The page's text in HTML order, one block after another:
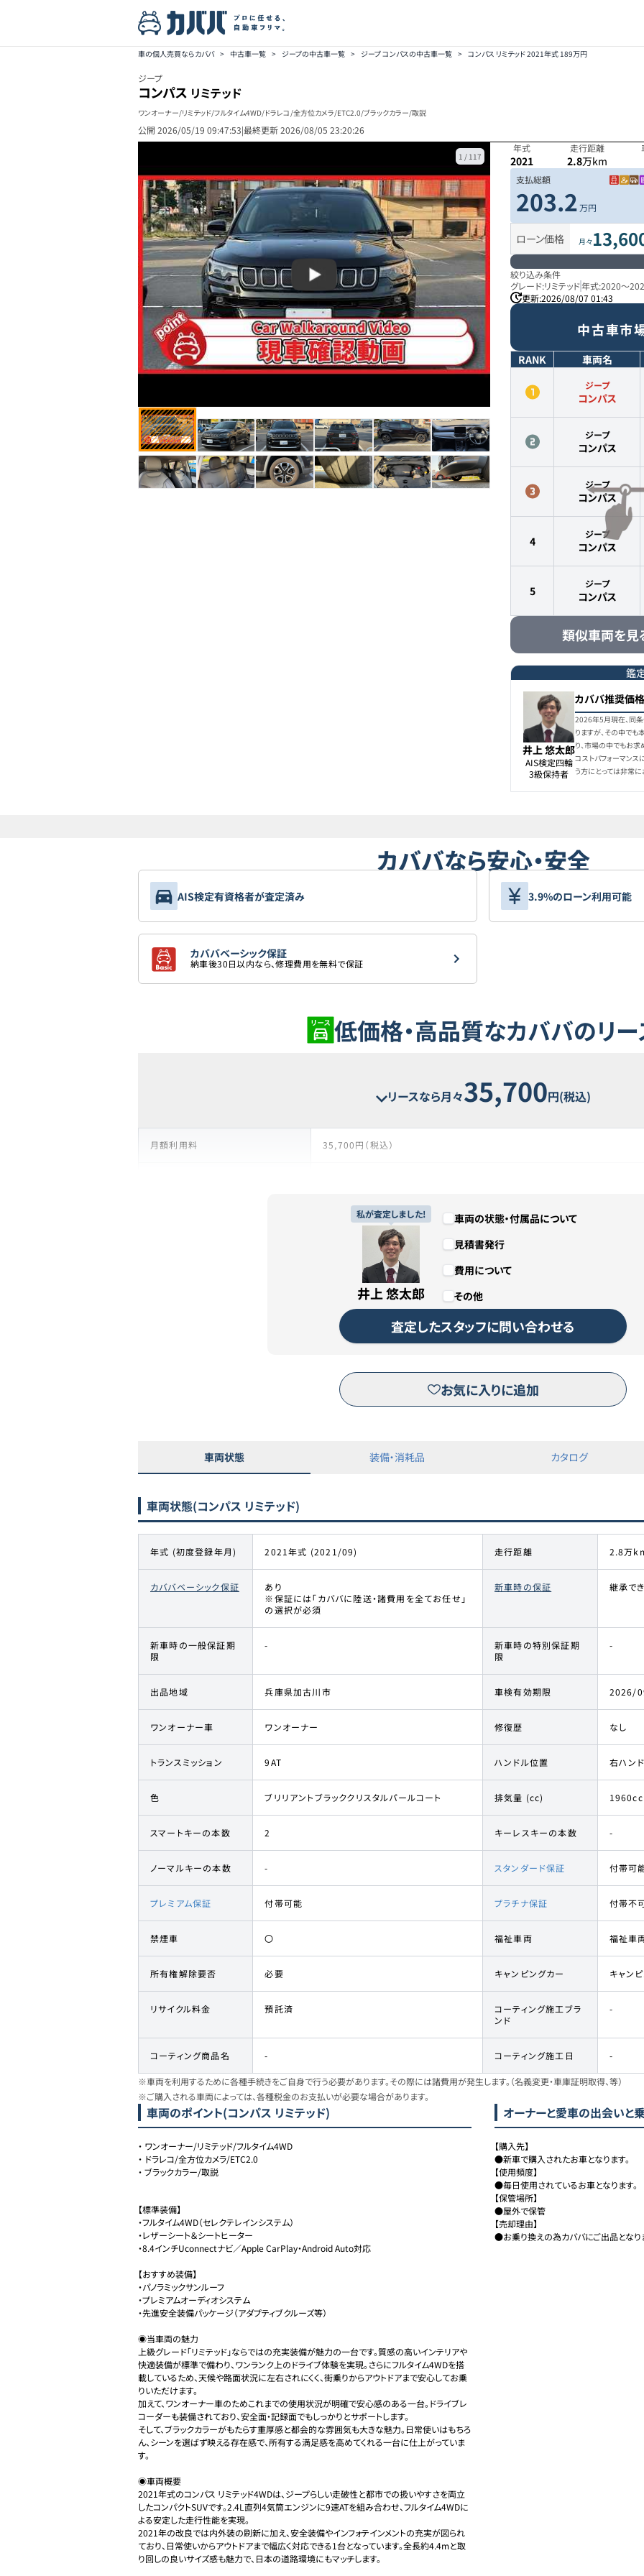
車の個人売買ならカババ > 中古車一覧 > ジープの中古車一覧 > ジープ コンパスの中古車一覧 > コンパス リミテッド 2021年式 189万円
ジープ
コンパス リミテッド
ワンオーナー/リミテッド/フルタイム4WD/ドラレコ/全方位カメラ/ETC2.0/ブラックカラー/取説
公開 2026/05/19 09:47:53|最終更新2026/08/05 23:20:26
1 / 117
年式
2021
走行距離
2.8万km
支払総額
203.2万円
ローン価格 月々
絞り込み条件
グレード:リミテッド年式:2020～
更新:2026/08/07 01:43
中古車市
RANK 車両名
ジープ
コンパス
ジープ
コンパス
ジープ
コンパス
4
ジープ
コンパス
5
ジープ
コンパス
類似車両を見
鑑
井上 悠太郎
AIS検定四輪
3級保持者
カババ推奨価
2026年5月現在、同
りますが、その中で
り、市場の中でもお求
コストパフォーマンス
う方にとっては非常に
カババなら安心・安全
AIS検定有資格者が査定済み 3.9%のローン利用可能
カババベーシック保証
納車後30日以内なら、修理費用を無料で保証
低価格・高品質なカババのリー
リースなら月々35,700円(税込)
月額利用料 35,700円（税込）
8年2ヶ月
3,498,600円（税込）
カババリースについて詳しくは こちら
※三菱オートリース（株）が運営するピタクルサイトへ移動します。
私が査定しました!
井上 悠太郎
車両の状態・付属品について
見積書発行
費用について
その他
査定したスタッフに問い合わせる
お気に入りに追加
車両状態 装備・消耗品 カタログ
車両状態(コンパス リミテッド)
年式 (初度登録年月) 2021年式 (2021/09) 走行距離 2.8万
カババベーシック保証
あり
※保証には「カババに陸送・諸費用を全てお任せ」
の選択が必須
新車時の保証 継承で
新車時の一般保証期
限
-
新車時の特別保証期
限
-
出品地域 兵庫県加古川市 車検有効期限 2026/
ワンオーナー車 ワンオーナー 修復歴 なし
トランスミッション 9AT ハンドル位置 右ハン
色 ブリリアントブラッククリスタルパールコート 排気量 (cc) 1960cc
スマートキーの本数 2 キーレスキーの本数 -
ノーマルキーの本数 - スタンダード保証 付帯可
プレミアム保証 付帯可能 プラチナ保証 付帯不
禁煙車 〇 福祉車両 福祉車
所有権解除要否 必要 キャンピングカー キャン
リサイクル料金 預託済
コーティング施工ブラ
ンド
-
コーティング商品名 - コーティング施工日 -
※車両を利用するために各種手続きをご自身で行う必要があります。その際には諸費用が発生します。（名義変更・車庫証明取得、等）
※ご購入される車両によっては、各種税金のお支払いが必要な場合があります。
車両のポイント(コンパス リミテッド)
・ ワンオーナー/リミテッド/フルタイム4WD
・ ドラレコ/全方位カメラ/ETC2.0
・ ブラックカラー/取説
【標準装備】
・フルタイム4WD（セレクテレインシステム）
・レザーシート＆シートヒーター
・8.4インチUconnectナビ／Apple CarPlay・Android Auto対応
【おすすめ装備】
・パノラミックサンルーフ
・プレミアムオーディオシステム
・先進安全装備パッケージ（アダプティブクルーズ等）
◉当車両の魅力
上級グレード「リミテッド」ならではの充実装備が魅力の一台です。質感の高いインテリアや
快適装備が標準で備わり、ワンランク上のドライブ体験を実現。さらにフルタイム4WDを搭
載しているため、天候や路面状況に左右されにくく、街乗りからアウトドアまで安心してお乗
りいただけます。
加えて、ワンオーナー車のためこれまでの使用状況が明確で安心感のある一台。ドライブレ
コーダーも装備されており、安全面・記録面でもしっかりとサポートします。
そして、ブラックカラーがもたらす重厚感と都会的な雰囲気も大きな魅力。日常使いはもちろ
ん、シーンを選ばず映える存在感で、所有する満足感を高めてくれる一台に仕上がっていま
す。
◉車両概要
2021年式のコンパス リミテッド4WDは、ジープらしい走破性と都市での扱いやすさを両立
したコンパクトSUVです。2.4L直列4気筒エンジンに9速ATを組み合わせ、フルタイム4WDに
よる安定した走行性能を実現。
2021年の改良では内外装の刷新に加え、安全装備やインフォテインメントの充実が図られ
ており、日常使いからアウトドアまで幅広く対応できる1台となっています。全長約4.4mと取
り回しの良いサイズ感も魅力で、日本の道路環境にもマッチします。
オーナーと愛車の出会いと
【購入先】
●新車で購入されたお車となります。
【使用頻度】
●毎日使用されているお車となります。
【保管場所】
●屋外で保管
【売却理由】
●お乗り換えの為カババにご出品となり